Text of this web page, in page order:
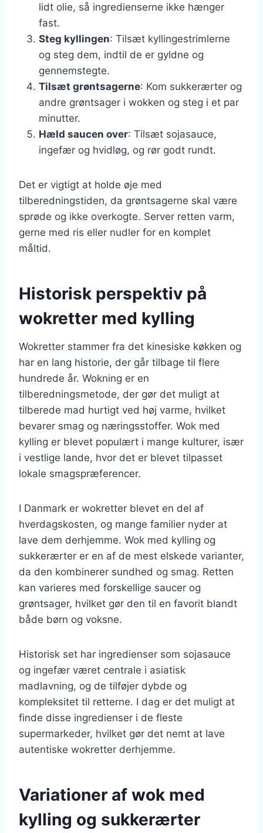
lidt olie, så ingredienserne ikke hænger
fast.
Steg kyllingen: Tilsæt kyllingestrimlerne
og steg dem, indtil de er gyldne og
gennemstegte.
Tilsæt grøntsagerne: Kom sukkerærter og
andre grøntsager i wokken og steg i et par
minutter.
Hæld saucen over: Tilsæt sojasauce,
ingefær og hvidløg, og rør godt rundt.
Det er vigtigt at holde øje med
tilberedningstiden, da grøntsagerne skal være
sprøde og ikke overkogte. Server retten varm,
gerne med ris eller nudler for en komplet
måltid.
Historisk perspektiv på
wokretter med kylling
Wokretter stammer fra det kinesiske køkken og
har en lang historie, der går tilbage til flere
hundrede år. Wokning er en
tilberedningsmetode, der gør det muligt at
tilberede mad hurtigt ved høj varme, hvilket
bevarer smag og næringsstoffer. Wok med
kylling er blevet populært i mange kulturer, især
i vestlige lande, hvor det er blevet tilpasset
lokale smagspræferencer.
I Danmark er wokretter blevet en del af
hverdagskosten, og mange familier nyder at
lave dem derhjemme. Wok med kylling og
sukkerærter er en af de mest elskede varianter,
da den kombinerer sundhed og smag. Retten
kan varieres med forskellige saucer og
grøntsager, hvilket gør den til en favorit blandt
både børn og voksne.
Historisk set har ingredienser som sojasauce
og ingefær været centrale i asiatisk
madlavning, og de tilføjer dybde og
kompleksitet til retterne. I dag er det muligt at
finde disse ingredienser i de fleste
supermarkeder, hvilket gør det nemt at lave
autentiske wokretter derhjemme.
Variationer af wok med
kylling og sukkerærter